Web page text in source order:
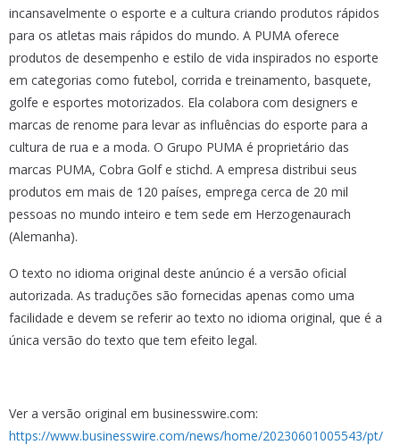
incansavelmente o esporte e a cultura criando produtos rápidos
para os atletas mais rápidos do mundo. A PUMA oferece
produtos de desempenho e estilo de vida inspirados no esporte
em categorias como futebol, corrida e treinamento, basquete,
golfe e esportes motorizados. Ela colabora com designers e
marcas de renome para levar as influências do esporte para a
cultura de rua e a moda. O Grupo PUMA é proprietário das
marcas PUMA, Cobra Golf e stichd. A empresa distribui seus
produtos em mais de 120 países, emprega cerca de 20 mil
pessoas no mundo inteiro e tem sede em Herzogenaurach
(Alemanha).
O texto no idioma original deste anúncio é a versão oficial
autorizada. As traduções são fornecidas apenas como uma
facilidade e devem se referir ao texto no idioma original, que é a
única versão do texto que tem efeito legal.
Ver a versão original em businesswire.com:
https://www.businesswire.com/news/home/20230601005543/pt/